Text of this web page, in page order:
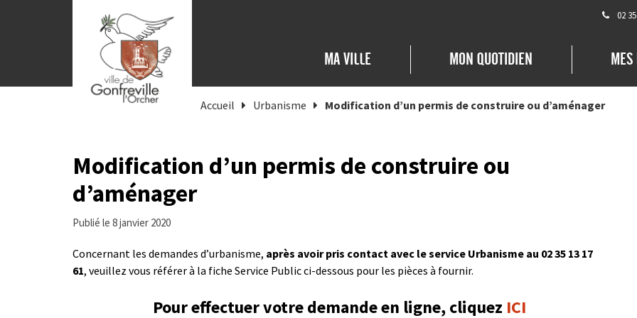
02
MA VILLE MON QUOTIDIEN
Accueil Urbanisme Modification d’un permis de construire ou d’aménager
Modification d’un permis de construire ou
d’aménager
Publié le 8 janvier 2020
Concernant les demandes d’urbanisme, après avoir pris contact avec le service Urbanisme au 02 35 13 17
61, veuillez vous référer à la fiche Service Public ci-dessous pour les pièces à fournir.
Pour effectuer votre demande en ligne, cliquez ICI